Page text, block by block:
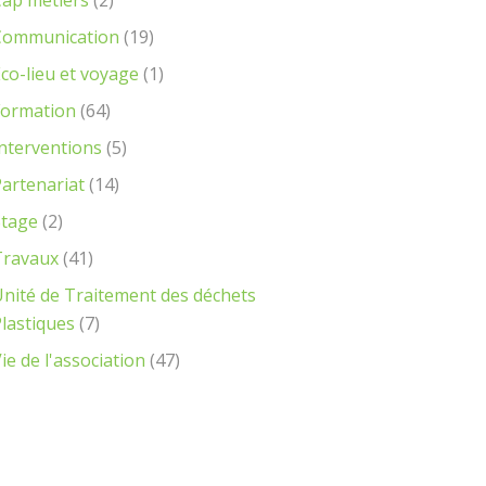
(19)
lieu et voyage (1)
(64)
(5)
(14)
(2)
(41)
de Traitement des déchets
(7)
de l'association (47)